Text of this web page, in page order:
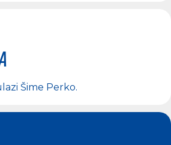
Šime Perko.